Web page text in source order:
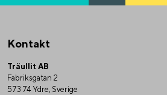
Kontakt
Träullit AB
Fabriksgatan 2
573 74 Ydre, Sverige